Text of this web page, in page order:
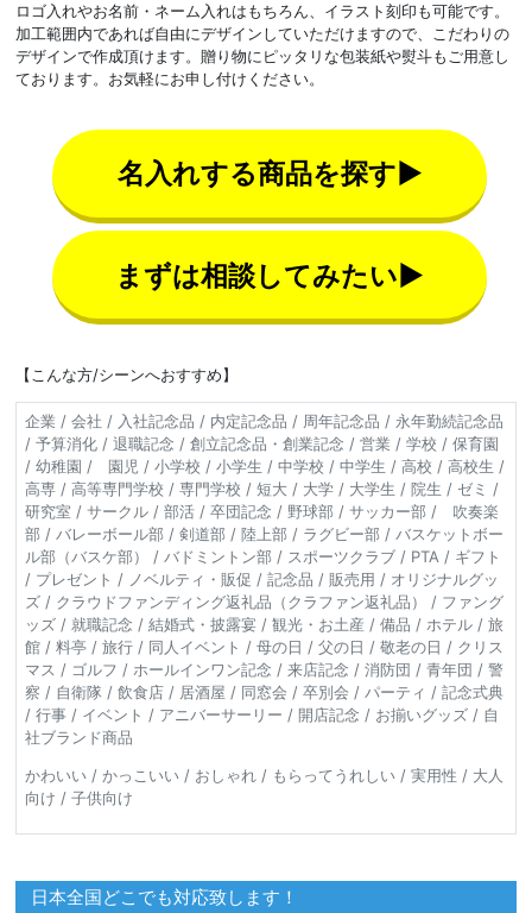
ロゴ入れやお名前・ネーム入れはもちろん、イラスト刻印も可能です。
加工範囲内であれば自由にデザインしていただけますので、こだわりの
デザインで作成頂けます。贈り物にピッタリな包装紙や熨斗もご用意し
ております。お気軽にお申し付けください。
名入れする商品を探す▶
まずは相談してみたい▶
【こんな方/シーンへおすすめ】
企業 / 会社 / 入社記念品 / 内定記念品 / 周年記念品 / 永年勤続記念品
/ 予算消化 / 退職記念 / 創立記念品・創業記念 / 営業 / 学校 / 保育園
/ 幼稚園 / 園児 / 小学校 / 小学生 / 中学校 / 中学生 / 高校 / 高校生 /
高専 / 高等専門学校 / 専門学校 / 短大 / 大学 / 大学生 / 院生 / ゼミ /
研究室 / サークル / 部活 / 卒団記念 / 野球部 / サッカー部 / 吹奏楽
部 / バレーボール部 / 剣道部 / 陸上部 / ラグビー部 / バスケットボー
ル部（バスケ部） / バドミントン部 / スポーツクラブ / PTA / ギフト
/ プレゼント / ノベルティ・販促 / 記念品 / 販売用 / オリジナルグッ
ズ / クラウドファンディング返礼品（クラファン返礼品） / ファング
ッズ / 就職記念 / 結婚式・披露宴 / 観光・お土産 / 備品 / ホテル / 旅
館 / 料亭 / 旅行 / 同人イベント / 母の日 / 父の日 / 敬老の日 / クリス
マス / ゴルフ / ホールインワン記念 / 来店記念 / 消防団 / 青年団 / 警
察 / 自衛隊 / 飲食店 / 居酒屋 / 同窓会 / 卒別会 / パーティ / 記念式典
/ 行事 / イベント / アニバーサーリー / 開店記念 / お揃いグッズ / 自
社ブランド商品
かわいい / かっこいい / おしゃれ / もらってうれしい / 実用性 / 大人
向け / 子供向け
日本全国どこでも対応致します！